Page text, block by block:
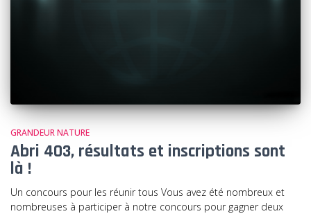
GRANDEUR NATURE
Abri 403, résultats et inscriptions sont
là !
Un concours pour les réunir tous Vous avez été nombreux et
nombreuses à participer à notre concours pour gagner deux